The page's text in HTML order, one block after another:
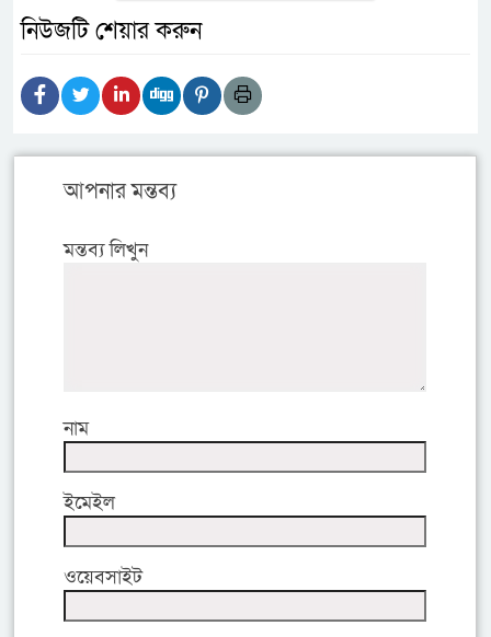
নিউজটি শেয়ার করুন
আপনার মন্তব্য
মন্তব্য লিখুন
নাম
ইমেইল
ওয়েবসাইট